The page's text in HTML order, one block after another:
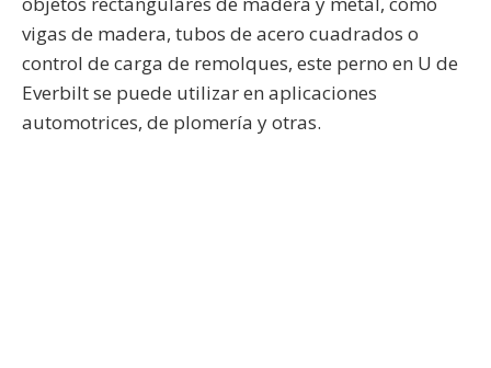
vigas de madera, tubos de acero cuadrados o
control de carga de remolques, este perno en U de
Everbilt se puede utilizar en aplicaciones
automotrices, de plomería y otras.